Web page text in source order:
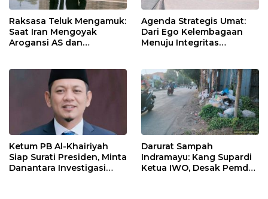
Raksasa Teluk Mengamuk:
Saat Iran Mengoyak
Arogansi AS dan
Agenda Strategis Umat:
Dari Ego Kelembagaan
Menuju Integritas
Ketum PB Al-Khairiyah
Siap Surati Presiden, Minta
Danantara Investigasi
Darurat Sampah
Indramayu: Kang Supardi
Ketua IWO, Desak Pemda